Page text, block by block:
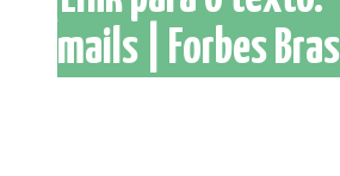
mails | Forbes